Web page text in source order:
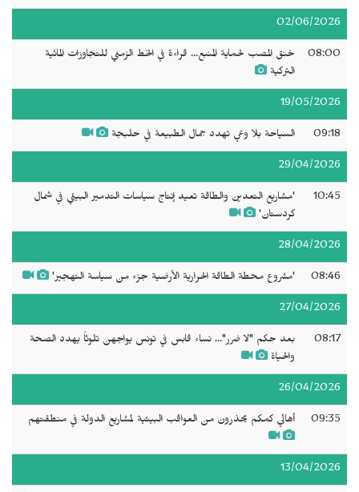
02/06/2026
08:00
خنق المصب لحماية المنبع... قراءة في الخط الزمني للتجاوزات المائية
التركية
19/05/2026
09:18 السياحة بلا وعي تهدد جمال الطبيعة في حلبجة
29/04/2026
10:45
'مشاريع التعدين والطاقة تعيد إنتاج سياسات التدمير البيئي في شمال
كردستان'
28/04/2026
08:46 'مشروع محطة الطاقة الحرارية الأرضية جزء من سياسة التهجير'
27/04/2026
08:17
بعد حكم "لا ضرر"... نساء قابس في تونس يواجهن تلوثاً يهدد الصحة
والحياة
26/04/2026
09:35 أهالي كمكم يحذرون من العواقب البيئية لمشاريع الدولة في منطقتهم
13/04/2026